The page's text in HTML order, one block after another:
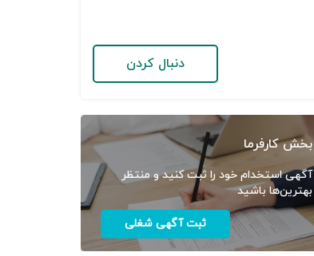
دنبال کردن
بخش کارفرما
آگهی استخدام خود را ثبت کنید و منتظر
بهترین‌ها باشید
ثبت آگهی شغلی